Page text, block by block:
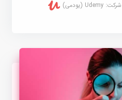
Udemy (یودمی)